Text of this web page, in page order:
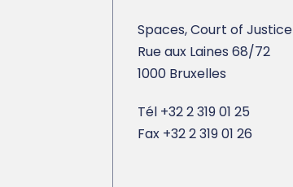
Spaces, Court of Justice
Rue aux Laines 68/72
1000 Bruxelles
Tél +32 2 319 01 25
Fax +32 2 319 01 26